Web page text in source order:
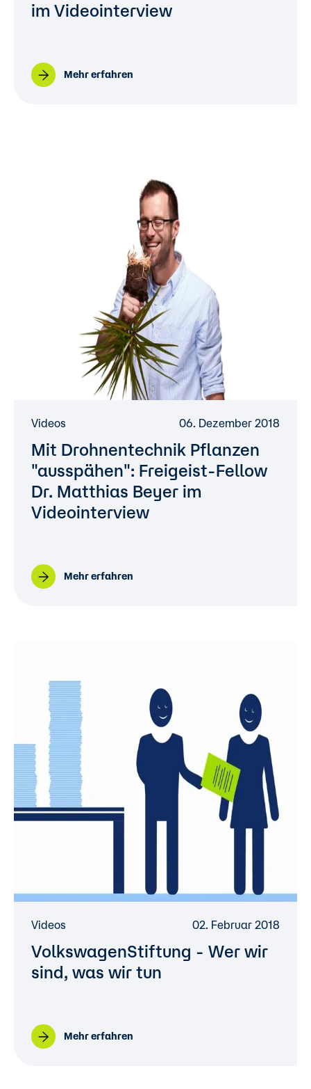
im Videointerview
Mehr erfahren
Videos 06. Dezember 2018
Mit Drohnentechnik Pflanzen
"ausspähen": Freigeist-Fellow
Dr. Matthias Beyer im
Videointerview
Mehr erfahren
Videos 02. Februar 2018
VolkswagenStiftung - Wer wir
sind, was wir tun
Mehr erfahren